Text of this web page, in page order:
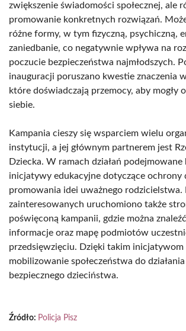
zwiększenie świadomości społecznej, ale
promowanie konkretnych rozwiązań.
różne formy, w tym fizyczną, psychiczną,
zaniedbanie, co negatywnie wpływa na
poczucie bezpieczeństwa najmłodszych.
inauguracji poruszano kwestie znaczenia
które doświadczają przemocy, aby mogły
siebie.
Kampania cieszy się wsparciem wielu
instytucji, a jej głównym partnerem jest
Dziecka. W ramach działań podejmowane
inicjatywy edukacyjne dotyczące ochrony
promowania idei uważnego rodzicielstwa.
zainteresowanych uruchomiono także
poświęconą kampanii, gdzie można
informacje oraz mapę podmiotów
przedsięwzięciu. Dzięki takim
mobilizowanie społeczeństwa do
bezpiecznego dzieciństwa.
Źródło: Policja Pisz